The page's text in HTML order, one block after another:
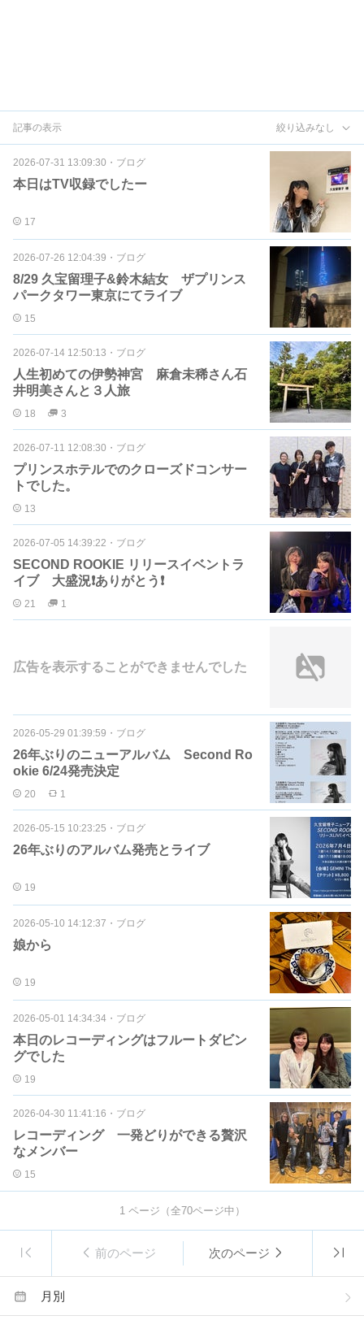
記事の表示 絞り込みなし
2026-07-31 13:09:30 ・ ブログ
本日はTV収録でしたー
17
2026-07-26 12:04:39 ・ ブログ
8/29 久宝留理子&鈴木結女 ザプリンス
パークタワー東京にてライブ
15
2026-07-14 12:50:13 ・ ブログ
人生初めての伊勢神宮 麻倉未稀さん石
井明美さんと３人旅
18 3
2026-07-11 12:08:30 ・ ブログ
プリンスホテルでのクローズドコンサー
トでした。
13
2026-07-05 14:39:22 ・ ブログ
SECOND ROOKIE リリースイベントラ
イブ 大盛況❗️ありがとう❗️
21 1
広告を表示することができませんでした
2026-05-29 01:39:59 ・ ブログ
26年ぶりのニューアルバム Second Ro
okie 6/24発売決定
20 1
2026-05-15 10:23:25 ・ ブログ
26年ぶりのアルバム発売とライブ
19
2026-05-10 14:12:37 ・ ブログ
娘から
19
2026-05-01 14:34:34 ・ ブログ
本日のレコーディングはフルートダビン
グでした
19
2026-04-30 11:41:16 ・ ブログ
レコーディング 一発どりができる贅沢
なメンバー
15
1ページ（全70ページ中）
前のページ 次のページ
月別